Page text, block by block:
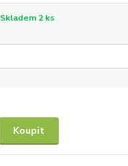
Skladem 2 ks
Koupit